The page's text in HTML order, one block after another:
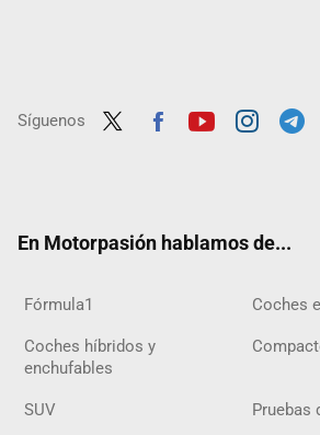
Síguenos
En Motorpasión hablamos de...
Fórmula1 Coches
Coches híbridos y
enchufables
SUV Pruebas